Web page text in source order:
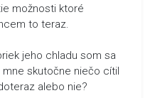
možnosti ktoré
to teraz.
jeho chladu som sa
mne skutočne niečo cítil
alebo nie?